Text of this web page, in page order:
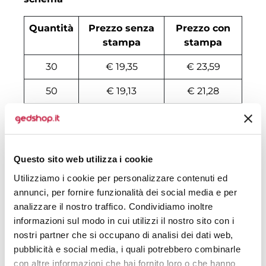
Questo sito web utilizza i cookie
Utilizziamo i cookie per personalizzare contenuti ed
annunci, per fornire funzionalità dei social media e per
analizzare il nostro traffico. Condividiamo inoltre
informazioni sul modo in cui utilizzi il nostro sito con i
nostri partner che si occupano di analisi dei dati web,
pubblicità e social media, i quali potrebbero combinarle
con altre informazioni che hai fornito loro o che hanno
Quantità
Prezzo senza
stampa
Prezzo con
stampa
30 € 19,35 € 23,59
50 € 19,13 € 21,28
100
500 € 16,08
1000 € 14,89 € 17,59
1500 € 14,74 € 17,28
2000 € 14,59 € 17,20
3000 € 14,45 € 17,12